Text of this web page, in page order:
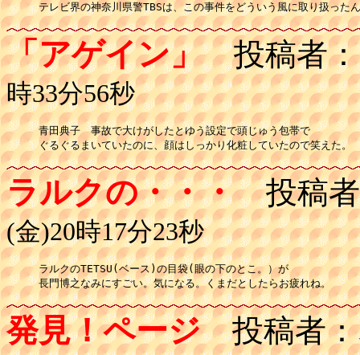
テレビ界の神奈川県警TBSは、この事件をどういう風に取り扱った
「アゲイン」投稿者：
時33分56秒
青田典子　事故で大けがしたとゆう設定で頭じゅう包帯で
ラルクの・・・投稿者
(金)20時17分23秒
ラルクのTETSU(ベース)の目袋(眼の下のとこ。）が
長門博之なみにすごい。気になる。くまだとしたらお疲れね。
発見！ページ投稿者：